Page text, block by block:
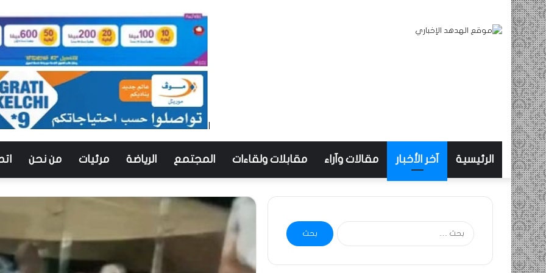
الرئيسية آخر الأخبار مقالات وآراء مقابلات ولقاءات المجتمع الرياضة مرئيات من نحن
البحث
عن: